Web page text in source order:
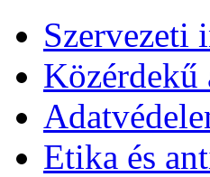
Szervezeti
Közérdekű
Etika és